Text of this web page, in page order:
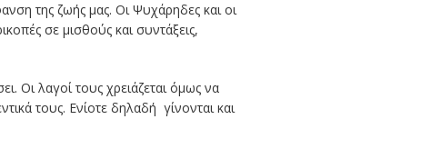
της ζωής μας. Οι Ψυχάρηδες και οι
σε μισθούς και συντάξεις,
Οι λαγοί τους χρειάζεται όμως να
τους. Ενίοτε δηλαδή γίνονται και